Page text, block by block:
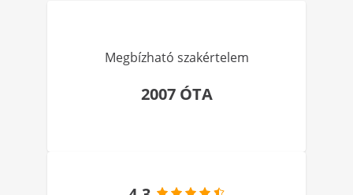
Megbízható szakértelem
2007 ÓTA